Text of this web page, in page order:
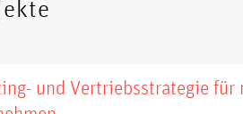
und Vertriebsstrategie